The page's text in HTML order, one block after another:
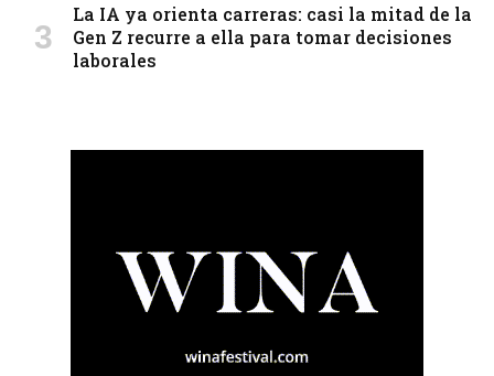
La IA ya orienta carreras: casi la mitad de la
Gen Z recurre a ella para tomar decisiones
laborales